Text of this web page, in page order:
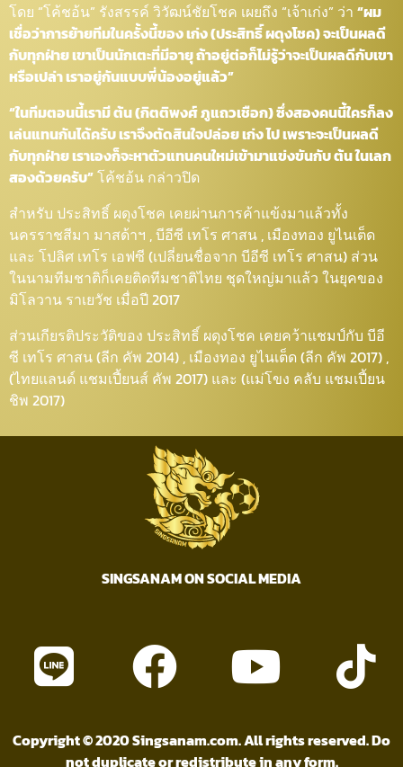
โดย “โค้ชอ้น” รังสรรค์ วิวัฒน์ชัยโชค เผยถึง “เจ้าเก่ง” ว่า “ผม
เชื่อว่าการย้ายทีมในครั้งนี้ของ เก่ง (ประสิทธิ์ ผดุงโชค) จะเป็นผลดี
กับทุกฝ่าย เขาเป็นนักเตะที่มีอายุ ถ้าอยู่ต่อก็ไม่รู้ว่าจะเป็นผลดีกับเขา
หรือเปล่า เราอยู่กันแบบพี่น้องอยู่แล้ว”
“ในทีมตอนนี้เรามี ต้น (กิตติพงศ์ ภูแถวเชือก) ซึ่งสองคนนี้ใครก็ลง
เล่นแทนกันได้ครับ เราจึงตัดสินใจปล่อย เก่ง ไป เพราะจะเป็นผลดี
กับทุกฝ่าย เราเองก็จะหาตัวแทนคนใหม่เข้ามาแข่งขันกับ ต้น ในเลก
สองด้วยครับ”โค้ชอ้น กล่าวปิด
สำหรับ ประสิทธิ์ ผดุงโชค เคยผ่านการค้าแข้งมาแล้วทั้ง
นครราชสีมา มาสด้าฯ , บีอีซี เทโร ศาสน , เมืองทอง ยูไนเต็ด
และ โปลิศ เทโร เอฟซี (เปลี่ยนชื่อจาก บีอีซี เทโร ศาสน) ส่วน
ในนามทีมชาติก็เคยติดทีมชาติไทย ชุดใหญ่มาแล้ว ในยุคของ
มิโลวาน ราเยวัช เมื่อปี 2017
ส่วนเกียรติประวัติของ ประสิทธิ์ ผดุงโชค เคยคว้าแชมป์กับ บีอี
ซี เทโร ศาสน (ลีก คัพ 2014) , เมืองทอง ยูไนเต็ด (ลีก คัพ 2017) ,
(ไทยแลนด์ แชมเปี้ยนส์ คัพ 2017) และ (แม่โขง คลับ แชมเปี้ยน
ชิพ 2017)
SINGSANAM ON SOCIAL MEDIA
Copyright © 2020 Singsanam.com. All rights reserved. Do
not duplicate or redistribute in any form.